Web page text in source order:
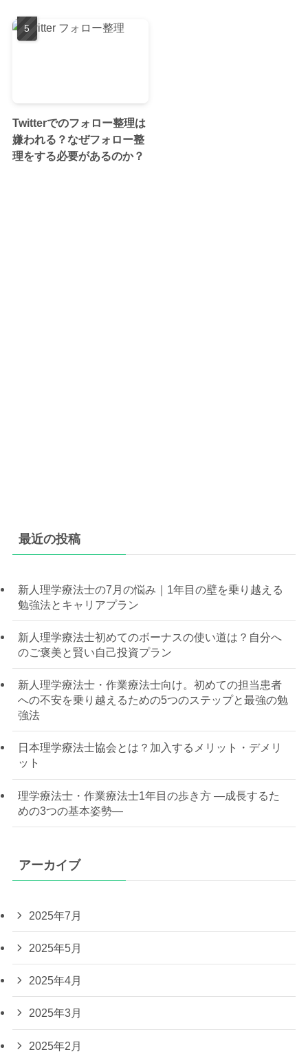
Twitterでのフォロー整理は
嫌われる？なぜフォロー整
理をする必要があるのか？
最近の投稿
新人理学療法士の7月の悩み｜1年目の壁を乗り越える
勉強法とキャリアプラン
新人理学療法士初めてのボーナスの使い道は？自分へ
のご褒美と賢い自己投資プラン
新人理学療法士・作業療法士向け。初めての担当患者
への不安を乗り越えるための5つのステップと最強の勉
強法
日本理学療法士協会とは？加入するメリット・デメリ
ット
理学療法士・作業療法士1年目の歩き方 —成長するた
めの3つの基本姿勢—
アーカイブ
2025年7月
2025年5月
2025年4月
2025年3月
2025年2月